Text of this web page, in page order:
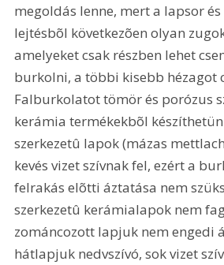
megoldás lenne, mert a lapsor
lejtésbõl következõen olyan
amelyeket csak részben lehet
burkolni, a többi kisebb hézagot
Falburkolatot tömör és porózus
kerámia termékekbõl
szerkezetû lapok (mázas
kevés vizet szívnak fel, ezért a
felrakás elõtti áztatása nem
szerkezetû kerámialapok nem
zománcozott lapjuk nem engedi
hátlapjuk nedvszívó, sok vizet